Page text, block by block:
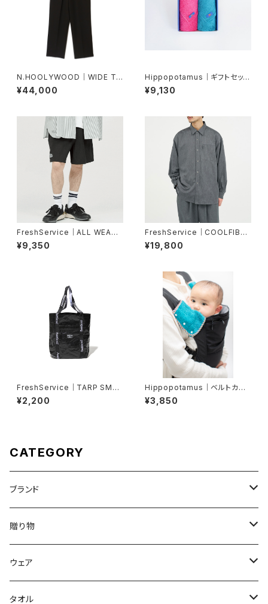
N.HOOLYWOOD｜WIDE TA
PERED EASY SLACKS｜PT0
6-095
¥44,000
Hippopotamus｜ギフトセット
フェイスタオル×2
¥9,130
FreshService｜ALL WEATH
ER SHORTS
¥9,350
FreshService｜COOLFIBER
UTILITY REGULAR COLLAR
SHIRT
¥19,800
FreshService｜TARP SMAL
L TOTE
¥2,200
Hippopotamus｜ベルトカバ
ー
¥3,850
CATEGORY
ブランド
DON'T SLEEP
FreshService
N.HOOLYWOOD
贈り物
母の日ギフト
出産祝い
ウェア
メンズウェア
タオル